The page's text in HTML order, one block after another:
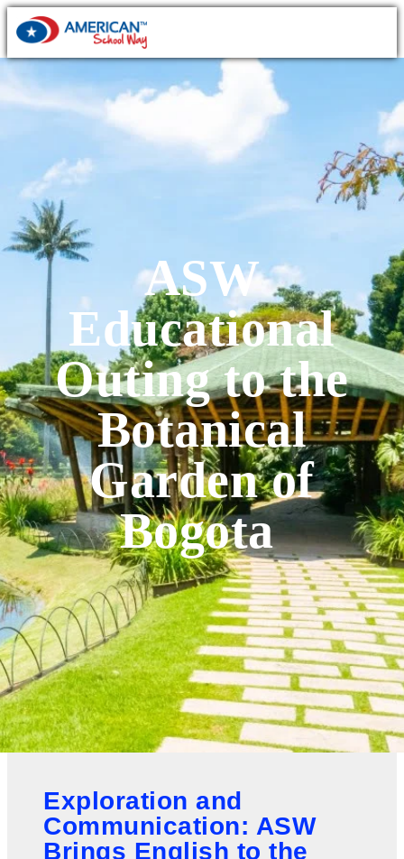
ASW
Educational
Outing to the
Botanical
Garden of
Bogota
Exploration and
Communication: ASW
Brings English to the